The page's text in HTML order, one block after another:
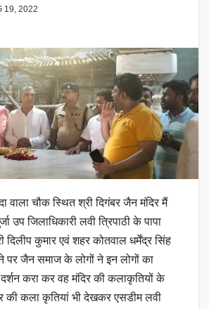
19, 2022
वाला चौक स्थित श्री दिगंबर जैन मंदिर मैं
उप जिलाधिकारी लवी त्रिपाठी के पापा
दिलीप कुमार एवं शहर कोतवाल धर्मेंद्र सिंह
पर जैन समाज के लोगों ने इन लोगों का
करा कर वह मंदिर की कलाकृतियों के
की कला कृतियां भी देखकर एसडीम लवी